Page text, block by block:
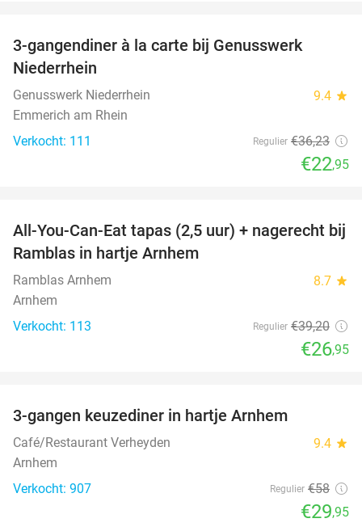
3-gangendiner à la carte bij Genusswerk
Niederrhein
Genusswerk Niederrhein 9.4 star
Emmerich am Rhein
Verkocht: 111
Regulier €36,23
€22,95
31%
All-You-Can-Eat tapas (2,5 uur) + nagerecht bij
Ramblas in hartje Arnhem
Ramblas Arnhem 8.7 star
Arnhem
Verkocht: 113
Regulier €39,20
€26,95
3-gangen keuzediner in hartje Arnhem
Café/Restaurant Verheyden 9.4 star
Arnhem
Verkocht: 907
Regulier €58
€29,95